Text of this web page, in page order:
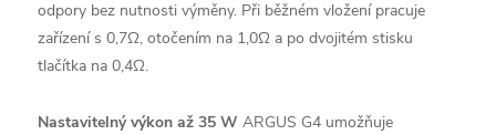
odpory bez nutnosti výměny. Při běžném vložení pracuje
zařízení s 0,7Ω, otočením na 1,0Ω a po dvojitém stisku
tlačítka na 0,4Ω.
Nastavitelný výkon až 35 W ARGUS G4 umožňuje